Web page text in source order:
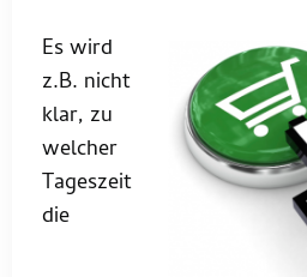
Es wird
z.B. nicht
klar, zu
welcher
Tageszeit
die